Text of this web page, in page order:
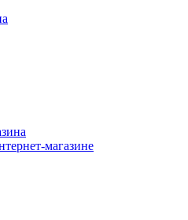
магазине